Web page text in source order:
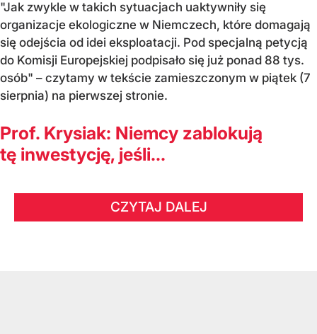
"Jak zwykle w takich sytuacjach uaktywniły się
organizacje ekologiczne w Niemczech, które domagają
się odejścia od idei eksploatacji. Pod specjalną petycją
do Komisji Europejskiej podpisało się już ponad 88 tys.
osób" – czytamy w tekście zamieszczonym w piątek (7
sierpnia) na pierwszej stronie.
Prof. Krysiak: Niemcy zablokują
tę inwestycję, jeśli...
CZYTAJ DALEJ